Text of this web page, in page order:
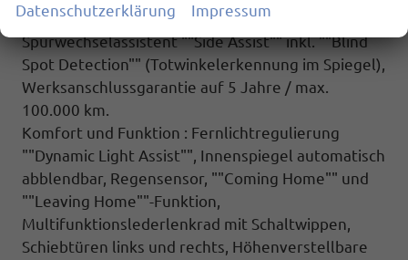
Spurhalteassistent ""Lane Assist"",
Spurwechselassistent ""Side Assist"" inkl. ""Blind
Spot Detection"" (Totwinkelerkennung im Spiegel),
Werksanschlussgarantie auf 5 Jahre / max.
100.000 km.
Komfort und Funktion : Fernlichtregulierung
""Dynamic Light Assist"", Innenspiegel automatisch
abblendbar, Regensensor, ""Coming Home"" und
""Leaving Home""-Funktion,
Multifunktionslederlenkrad mit Schaltwippen,
Schiebtüren links und rechts, Höhenverstellbare
Datenschutzerklärung Impressum